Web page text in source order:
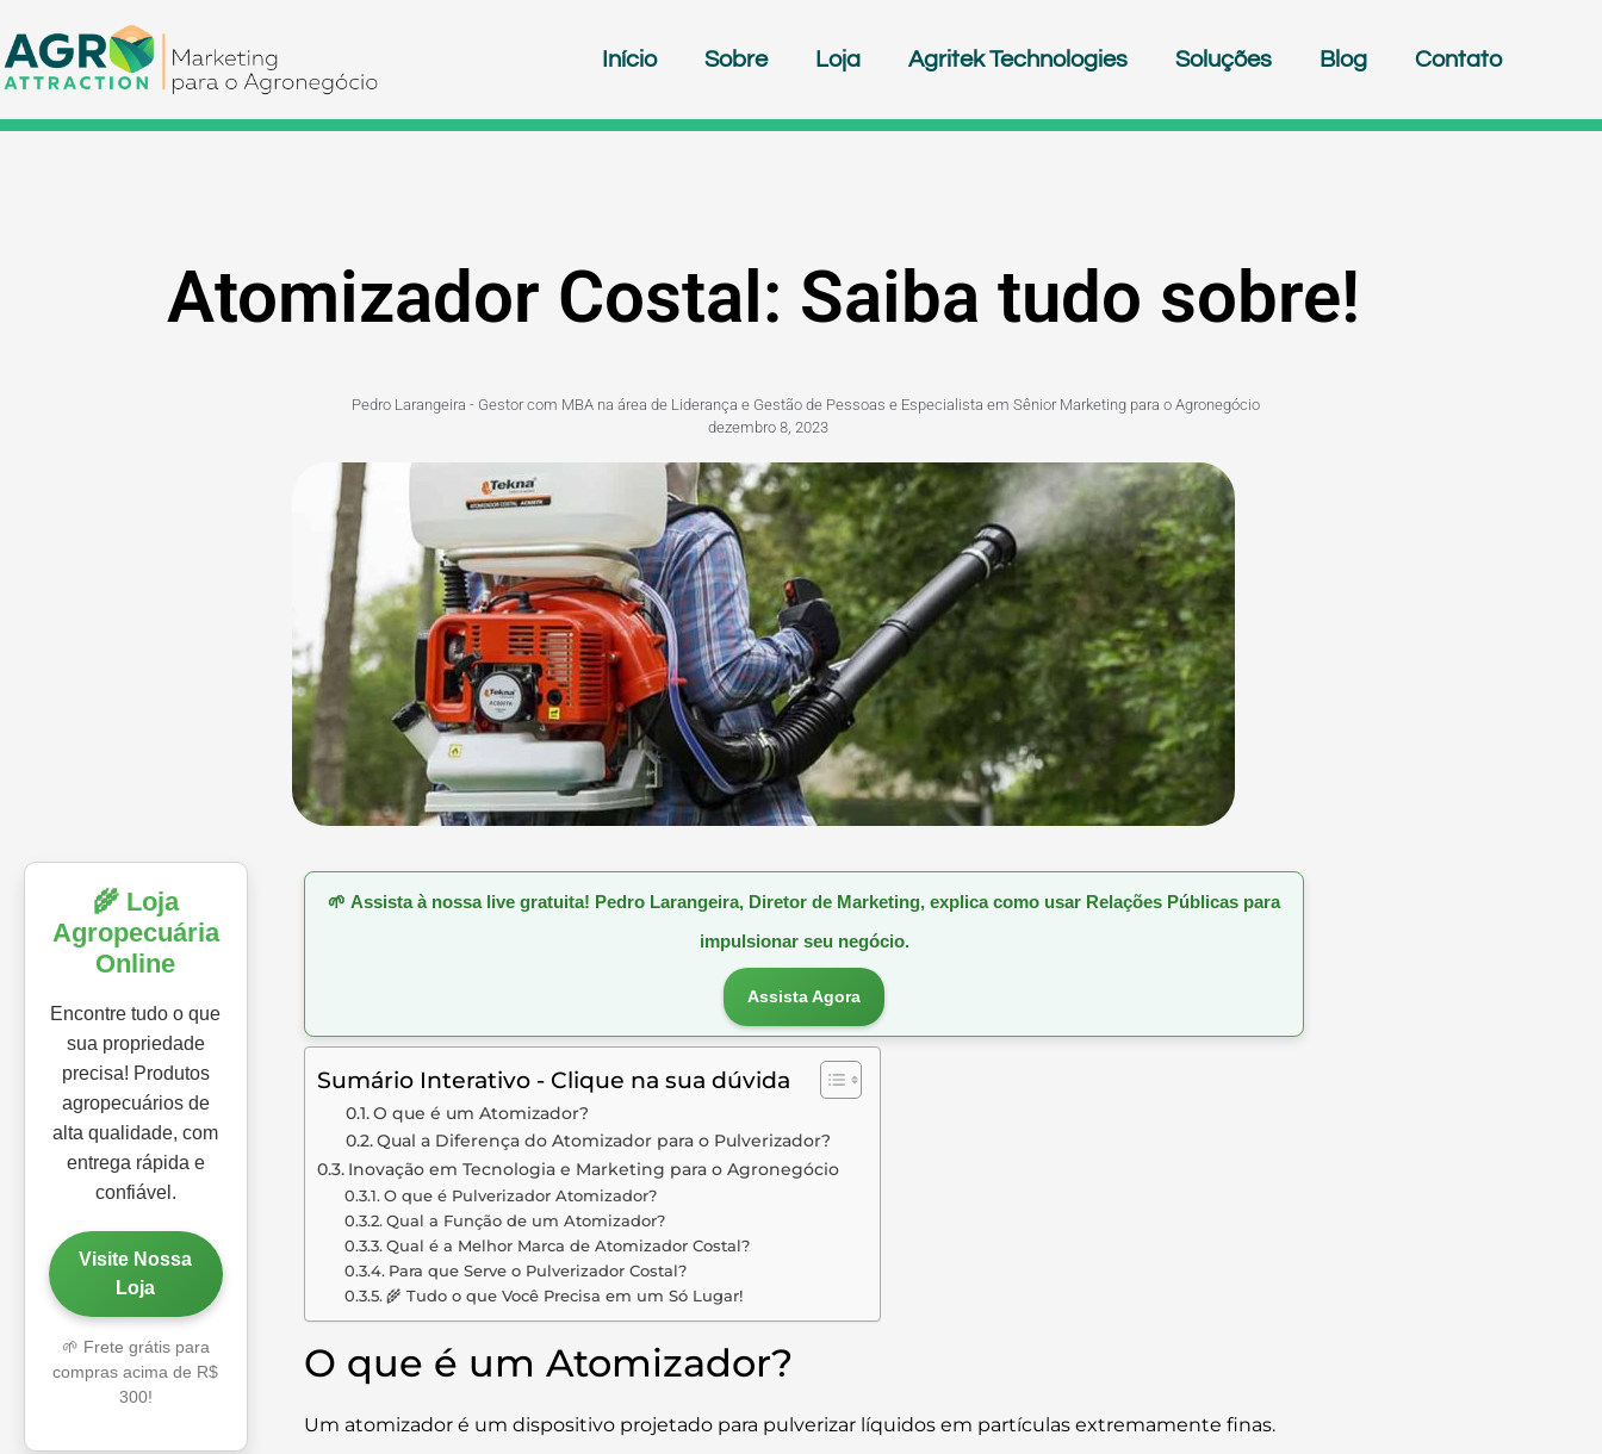
Início Sobre Loja Agritek Technologies Soluções Blog Contato
Atomizador Costal: Saiba tudo sobre!
Pedro Larangeira - Gestor com MBA na área de Liderança e Gestão de Pessoas e Especialista em Sênior Marketing para o Agronegócio
dezembro 8, 2023
🌾 Loja
Agropecuária
Online
Encontre tudo o que
sua propriedade
precisa! Produtos
agropecuários de
alta qualidade, com
entrega rápida e
confiável.
Visite Nossa
Loja
🌱 Frete grátis para
compras acima de R$
300!
🌱Assista à nossa live gratuita! Pedro Larangeira, Diretor de Marketing, explica como usar Relações Públicas para
impulsionar seu negócio.
Assista Agora
Sumário Interativo - Clique na sua dúvida
O que é um Atomizador?
Qual a Diferença do Atomizador para o Pulverizador?
Inovação em Tecnologia e Marketing para o Agronegócio
O que é Pulverizador Atomizador?
Qual a Função de um Atomizador?
Qual é a Melhor Marca de Atomizador Costal?
Para que Serve o Pulverizador Costal?
🌾 Tudo o que Você Precisa em um Só Lugar!
O que é um Atomizador?
Um atomizador é um dispositivo projetado para pulverizar líquidos em partículas extremamente finas.